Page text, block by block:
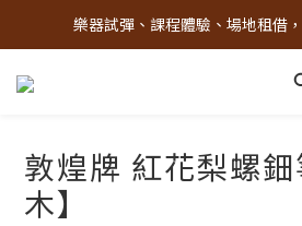
古亭門市 + 先進音樂教室週
樂器試彈、課程體驗、場地租借
古亭門市 + 先進音樂教室週
敦煌牌 紅花梨螺
木】